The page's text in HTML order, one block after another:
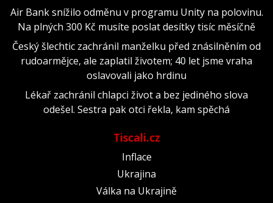
Air Bank snížilo odměnu v programu Unity na polovinu.
Na plných 300 Kč musíte poslat desítky tisíc měsíčně
Český šlechtic zachránil manželku před znásilněním od
rudoarmějce, ale zaplatil životem; 40 let jsme vraha
oslavovali jako hrdinu
Lékař zachránil chlapci život a bez jediného slova
odešel. Sestra pak otci řekla, kam spěchá
Tiscali.cz
Inflace
Ukrajina
Válka na Ukrajině